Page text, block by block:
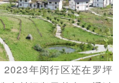
2023年闵行区还在罗坪